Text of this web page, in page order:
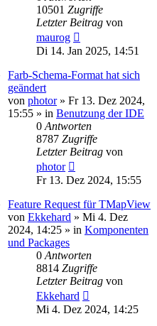
10501 Zugriffe
Letzter Beitrag von
maurog
Di 14. Jan 2025, 14:51
Farb-Schema-Format hat sich
geändert
von photor» Fr 13. Dez 2024,
15:55 » in Benutzung der IDE
0 Antworten
8787 Zugriffe
Letzter Beitrag von
photor
Fr 13. Dez 2024, 15:55
Feature Request für TMapView
von Ekkehard » Mi 4. Dez
2024, 14:25 » in Komponenten
und Packages
0 Antworten
8814 Zugriffe
Letzter Beitrag von
Ekkehard
Mi 4. Dez 2024, 14:25